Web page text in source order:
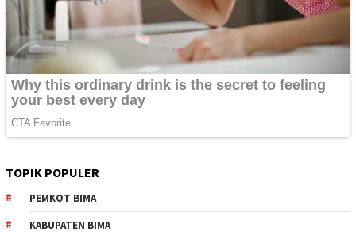
TOPIK POPULER
PEMKOT BIMA
KABUPATEN BIMA